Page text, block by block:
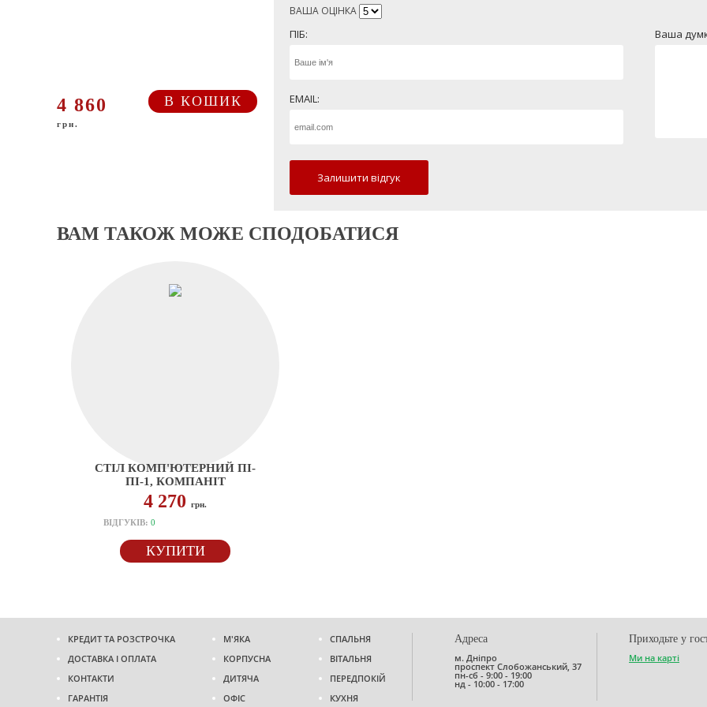
4 860
грн.
В КОШИК
ВАША ОЦІНКА
ПІБ:
EMAIL:
Ваша
Залишити відгук
ВАМ ТАКОЖ МОЖЕ СПОДОБАТИСЯ
СТІЛ КОМП'ЮТЕРНИЙ ПІ-
ПІ-1, КОМПАНІТ
4 270 грн.
ВІДГУКІВ: 0
КУПИТИ
КРЕДИТ ТА РОЗСТРОЧКА
ДОСТАВКА І ОПЛАТА
КОНТАКТИ
ГАРАНТІЯ
М'ЯКА
КОРПУСНА
ДИТЯЧА
ОФІС
СПАЛЬНЯ
ВІТАЛЬНЯ
ПЕРЕДПОКІЙ
КУХНЯ
Адреса
м. Дніпро
проспект Слобожанський, 37
пн-сб - 9:00 - 19:00
нд - 10:00 - 17:00
Приходьте у
Ми на карті